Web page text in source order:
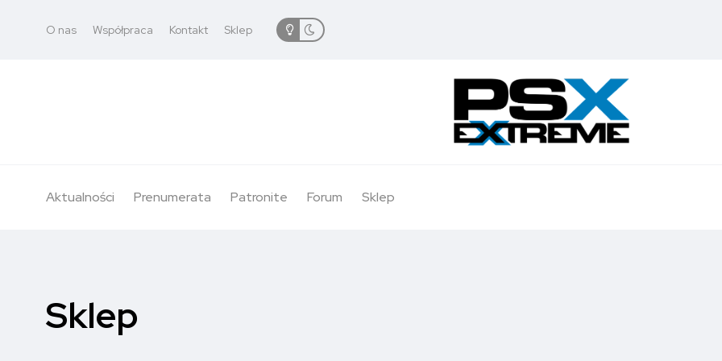
O nas Współpraca Kontakt Sklep
Aktualności Prenumerata Patronite Forum Sklep
Sklep